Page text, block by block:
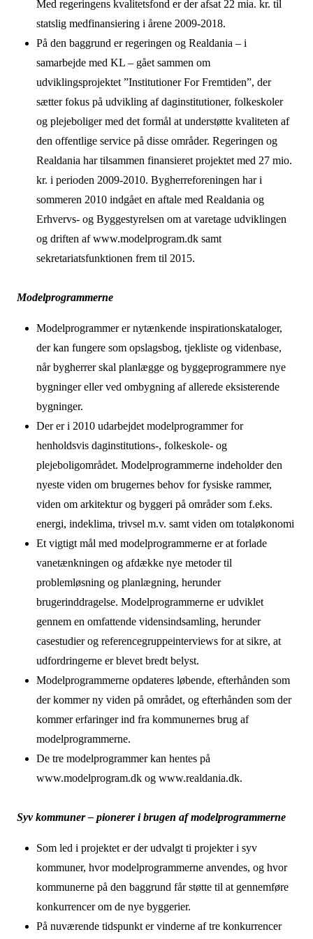
Med regeringens kvalitetsfond er der afsat 22 mia. kr. til
statslig medfinansiering i årene 2009-2018.
På den baggrund er regeringen og Realdania – i
samarbejde med KL – gået sammen om
udviklingsprojektet ”Institutioner For Fremtiden”, der
sætter fokus på udvikling af daginstitutioner, folkeskoler
og plejeboliger med det formål at understøtte kvaliteten af
den offentlige service på disse områder. Regeringen og
Realdania har tilsammen finansieret projektet med 27 mio.
kr. i perioden 2009-2010. Bygherreforeningen har i
sommeren 2010 indgået en aftale med Realdania og
Erhvervs- og Byggestyrelsen om at varetage udviklingen
og driften af www.modelprogram.dk samt
sekretariatsfunktionen frem til 2015.
Modelprogrammerne
Modelprogrammer er nytænkende inspirationskataloger,
der kan fungere som opslagsbog, tjekliste og videnbase,
når bygherrer skal planlægge og byggeprogrammere nye
bygninger eller ved ombygning af allerede eksisterende
bygninger.
Der er i 2010 udarbejdet modelprogrammer for
henholdsvis daginstitutions-, folkeskole- og
plejeboligområdet. Modelprogrammerne indeholder den
nyeste viden om brugernes behov for fysiske rammer,
viden om arkitektur og byggeri på områder som f.eks.
energi, indeklima, trivsel m.v. samt viden om totaløkonomi
Et vigtigt mål med modelprogrammerne er at forlade
vanetænkningen og afdække nye metoder til
problemløsning og planlægning, herunder
brugerinddragelse. Modelprogrammerne er udviklet
gennem en omfattende vidensindsamling, herunder
casestudier og referencegruppeinterviews for at sikre, at
udfordringerne er blevet bredt belyst.
Modelprogrammerne opdateres løbende, efterhånden som
der kommer ny viden på området, og efterhånden som der
kommer erfaringer ind fra kommunernes brug af
modelprogrammerne.
De tre modelprogrammer kan hentes på
www.modelprogram.dk og www.realdania.dk.
Syv kommuner – pionerer i brugen af modelprogrammerne
Som led i projektet er der udvalgt ti projekter i syv
kommuner, hvor modelprogrammerne anvendes, og hvor
kommunerne på den baggrund får støtte til at gennemføre
konkurrencer om de nye byggerier.
På nuværende tidspunkt er vinderne af tre konkurrencer